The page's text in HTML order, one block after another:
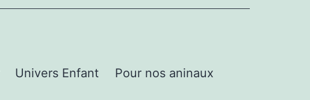
Univers Enfant Pour nos aninaux